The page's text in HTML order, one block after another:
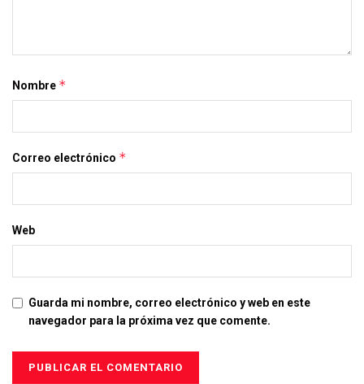
Nombre *
Correo electrónico *
Web
Guarda mi nombre, correo electrónico y web en este
navegador para la próxima vez que comente.